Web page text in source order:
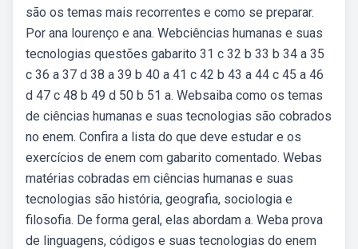
são os temas mais recorrentes e como se preparar.
Por ana lourenço e ana. Webciências humanas e suas
tecnologias questões gabarito 31 c 32 b 33 b 34 a 35
c 36 a 37 d 38 a 39 b 40 a 41 c 42 b 43 a 44 c 45 a 46
d 47 c 48 b 49 d 50 b 51 a. Websaiba como os temas
de ciências humanas e suas tecnologias são cobrados
no enem. Confira a lista do que deve estudar e os
exercícios de enem com gabarito comentado. Webas
matérias cobradas em ciências humanas e suas
tecnologias são história, geografia, sociologia e
filosofia. De forma geral, elas abordam a. Weba prova
de linguagens, códigos e suas tecnologias do enem